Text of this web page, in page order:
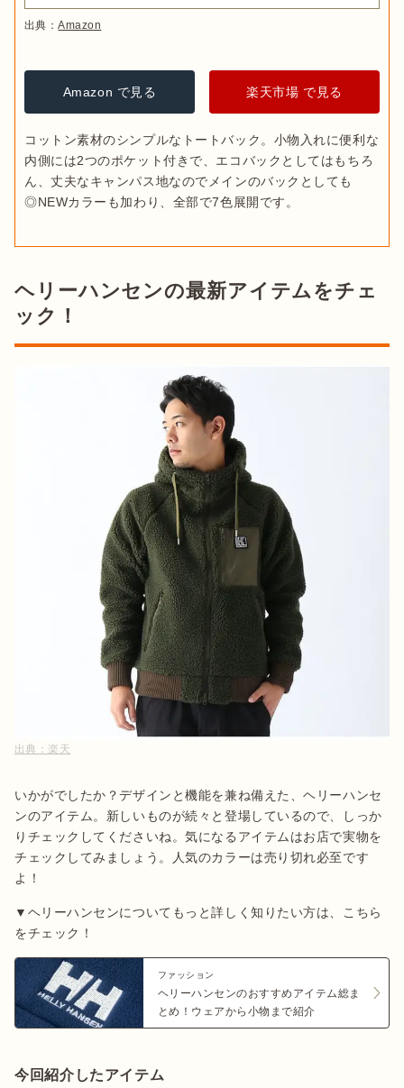
出典：Amazon
Amazon で見る 楽天市場 で見る
コットン素材のシンプルなトートバック。小物入れに便利な
内側には2つのポケット付きで、エコバックとしてはもちろ
ん、丈夫なキャンパス地なのでメインのバックとしても
◎NEWカラーも加わり、全部で7色展開です。
ヘリーハンセンの最新アイテムをチェ
ック！
出典： 楽天
いかがでしたか？デザインと機能を兼ね備えた、ヘリーハンセ
ンのアイテム。新しいものが続々と登場しているので、しっか
りチェックしてくださいね。気になるアイテムはお店で実物を
チェックしてみましょう。人気のカラーは売り切れ必至です
よ！
▼ヘリーハンセンについてもっと詳しく知りたい方は、こちら
をチェック！
ファッション
ヘリーハンセンのおすすめアイテム総ま
とめ！ウェアから小物まで紹介
今回紹介したアイテム